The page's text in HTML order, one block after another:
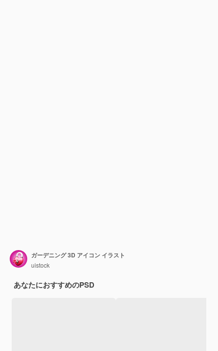
ガーデニング 3D アイコン イラスト
uistock
あなたにおすすめのPSD